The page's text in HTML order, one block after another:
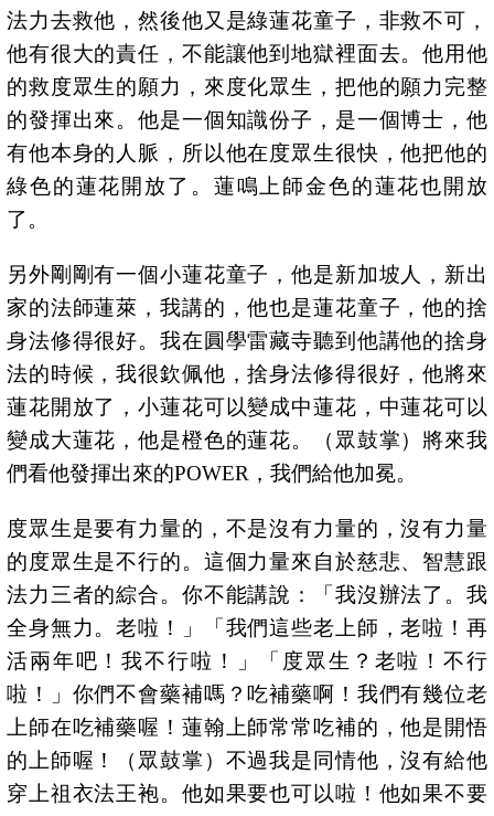
法力去救他，然後他又是綠蓮花童子，非救不可，
他有很大的責任，不能讓他到地獄裡面去。他用他
的救度眾生的願力，來度化眾生，把他的願力完整
的發揮出來。他是一個知識份子，是一個博士，他
有他本身的人脈，所以他在度眾生很快，他把他的
綠色的蓮花開放了。蓮鳴上師金色的蓮花也開放
了。
另外剛剛有一個小蓮花童子，他是新加坡人，新出
家的法師蓮萊，我講的，他也是蓮花童子，他的捨
身法修得很好。我在圓學雷藏寺聽到他講他的捨身
法的時候，我很欽佩他，捨身法修得很好，他將來
蓮花開放了，小蓮花可以變成中蓮花，中蓮花可以
變成大蓮花，他是橙色的蓮花。（眾鼓掌）將來我
們看他發揮出來的POWER ，我們給他加冕。
度眾生是要有力量的，不是沒有力量的，沒有力量
的度眾生是不行的。這個力量來自於慈悲、智慧跟
法力三者的綜合。你不能講說：「我沒辦法了。我
全身無力。老啦！」「我們這些老上師，老啦！再
活兩年吧！我不行啦！」「度眾生？老啦！不行
啦！」你們不會藥補嗎？吃補藥啊！我們有幾位老
上師在吃補藥喔！蓮翰上師常常吃補的，他是開悟
的上師喔！（眾鼓掌）不過我是同情他，沒有給他
穿上祖衣法王袍。他如果要也可以啦！他如果不要